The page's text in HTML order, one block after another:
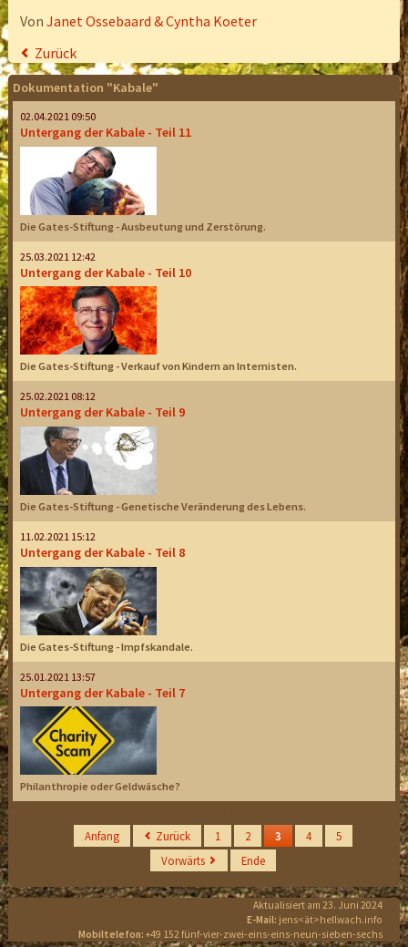
Von Janet Ossebaard & Cyntha Koeter
Zurück
Dokumentation "Kabale"
02.04.2021 09:50
Untergang der Kabale - Teil 11
Die Gates-Stiftung - Ausbeutung und Zerstörung.
25.03.2021 12:42
Untergang der Kabale - Teil 10
Die Gates-Stiftung - Verkauf von Kindern an Internisten.
25.02.2021 08:12
Untergang der Kabale - Teil 9
Die Gates-Stiftung - Genetische Veränderung des Lebens.
11.02.2021 15:12
Untergang der Kabale - Teil 8
Die Gates-Stiftung - Impfskandale.
25.01.2021 13:57
Untergang der Kabale - Teil 7
Philanthropie oder Geldwäsche?
Anfang
Zurück 1 2 3 4
5
Vorwärts
Ende
Aktualisiert am 23. Juni 2024
E-Mail: jens<ät>hellwach.info
Mobiltelefon: +49 152 fünf-vier-zwei-eins-eins-neun-sieben-sechs